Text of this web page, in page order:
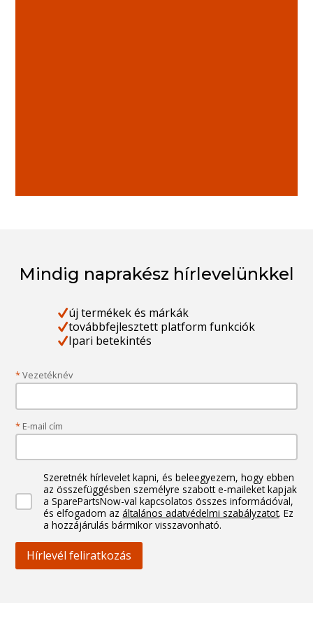
Mindig naprakész hírlevelünkkel
új termékek és márkák
továbbfejlesztett platform funkciók
Ipari betekintés
*Vezetéknév
* E-mail cím
Szeretnék hírlevelet kapni, és beleegyezem, hogy ebben
az összefüggésben személyre szabott e-maileket kapjak
a SparePartsNow-val kapcsolatos összes információval,
és elfogadom azáltalános adatvédelmi szabályzatot. Ez
a hozzájárulás bármikor visszavonható.
Hírlevél feliratkozás